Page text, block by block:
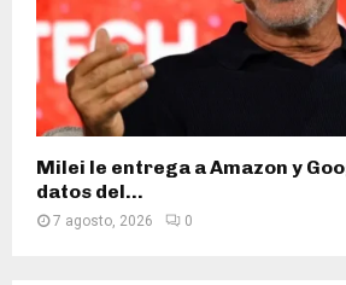
Milei le entrega a Amazon y
datos del...
7 agosto, 2026 0